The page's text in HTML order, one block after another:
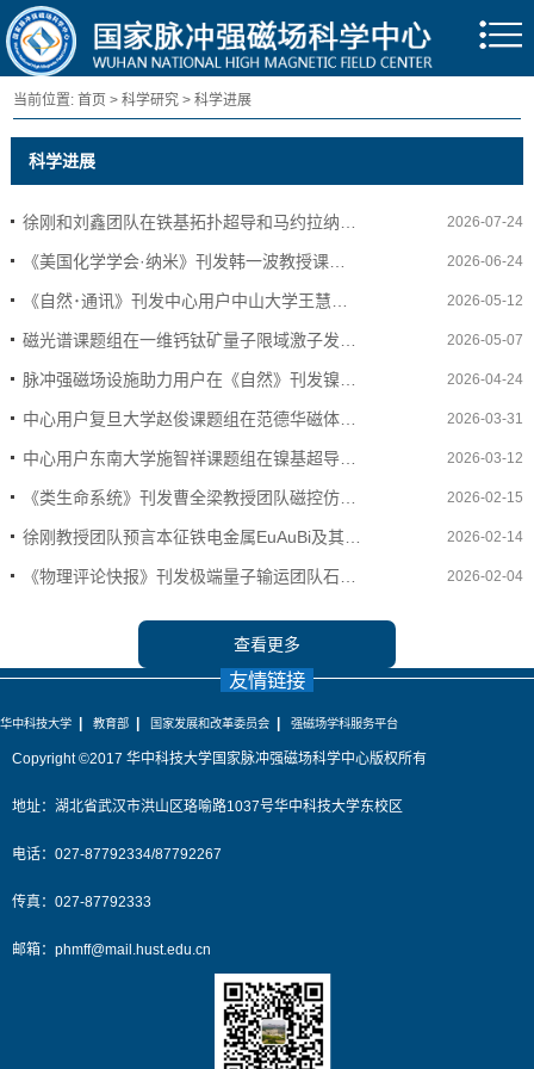
当前位置:首页 >科学研究 >科学进展
科学进展
徐刚和刘鑫团队在铁基拓扑超导和马约拉纳… 2026-07-24
《美国化学学会·纳米》刊发韩一波教授课… 2026-06-24
《自然･通讯》刊发中心用户中山大学王慧… 2026-05-12
磁光谱课题组在一维钙钛矿量子限域激子发… 2026-05-07
脉冲强磁场设施助力用户在《自然》刊发镍… 2026-04-24
中心用户复旦大学赵俊课题组在范德华磁体… 2026-03-31
中心用户东南大学施智祥课题组在镍基超导… 2026-03-12
《类生命系统》刊发曹全梁教授团队磁控仿… 2026-02-15
徐刚教授团队预言本征铁电金属EuAuBi及其… 2026-02-14
《物理评论快报》刊发极端量子输运团队石… 2026-02-04
查看更多
友情链接
华中科技大学 教育部 国家发展和改革委员会 强磁场学科服务平台
Copyright ©2017 华中科技大学国家脉冲强磁场科学中心版权所有
地址：湖北省武汉市洪山区珞喻路1037号华中科技大学东校区
电话：027-87792334/87792267
传真：027-87792333
邮箱： phmff@mail.hust.edu.cn